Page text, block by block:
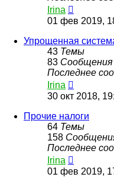
Irina
к
01 фев 2019,
Упрощенная
43 Темы
83 Сообщения
Последнее
Irina
к
30 окт 2018,
Прочие налоги
64 Темы
158
Последнее
Irina
к
01 фев 2019,